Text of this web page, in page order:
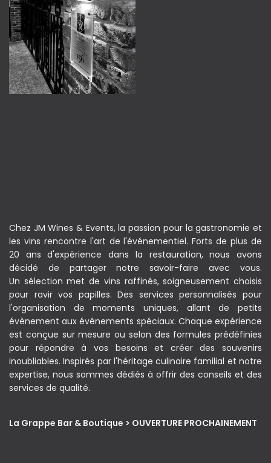
Chez JM Wines & Events, la passion pour la gastronomie et
les vins rencontre l'art de l'événementiel. Forts de plus de
20 ans d'expérience dans la restauration, nous avons
décidé de partager notre savoir-faire avec vous.
Un sélection met de vins raffinés, soigneusement choisis
pour ravir vos papilles. Des services personnalisés pour
l'organisation de moments uniques, allant de petits
évènement aux événements spéciaux. Chaque expérience
est conçue sur mesure ou selon des formules prédéfinies
pour répondre à vos besoins et créer des souvenirs
inoubliables. Inspirés par l'héritage culinaire familial et notre
expertise, nous sommes dédiés à offrir des conseils et des
services de qualité.
La Grappe Bar & Boutique > OUVERTURE PROCHAINEMENT